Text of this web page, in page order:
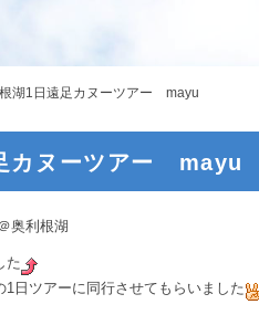
湖1日遠足カヌーツアー mayu
カヌーツアー mayu
根湖
た
日ツアーに同行させてもらいました